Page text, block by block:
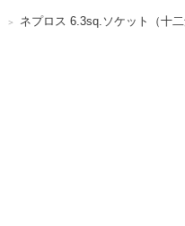
ネプロス 6.3sq.ソケット（十